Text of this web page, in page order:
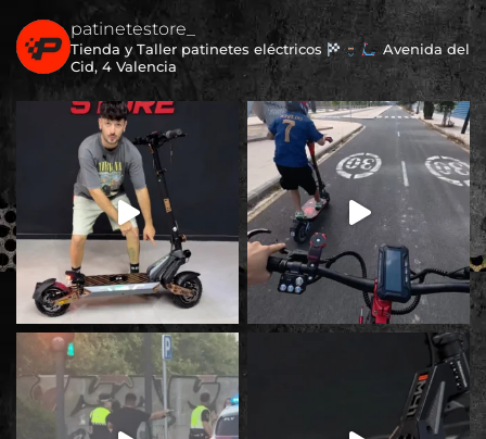
patinetestore_
Tienda y Taller patinetes eléctricos
Avenida del
Cid, 4 Valencia